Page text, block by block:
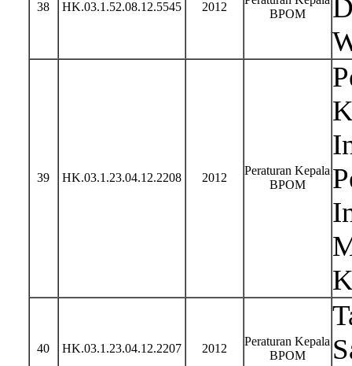
38 HK.03.1.52.08.12.5545 2012
BPOM
39 HK.03.1.23.04.12.2208 2012
Peraturan Kepala
BPOM
40 HK.03.1.23.04.12.2207 2012
Peraturan Kepala
BPOM